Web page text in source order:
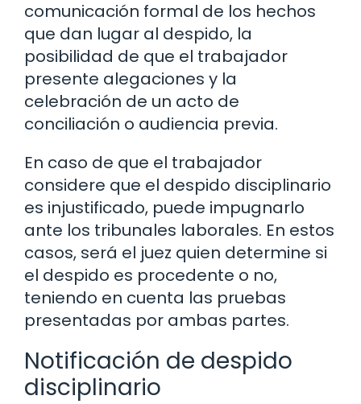
comunicación formal de los hechos
que dan lugar al despido, la
posibilidad de que el trabajador
presente alegaciones y la
celebración de un acto de
conciliación o audiencia previa.
En caso de que el trabajador
considere que el despido disciplinario
es injustificado, puede impugnarlo
ante los tribunales laborales. En estos
casos, será el juez quien determine si
el despido es procedente o no,
teniendo en cuenta las pruebas
presentadas por ambas partes.
Notificación de despido
disciplinario